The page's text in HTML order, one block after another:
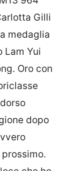
Gilli
medaglia
Lam Yui
Oro con
dopo